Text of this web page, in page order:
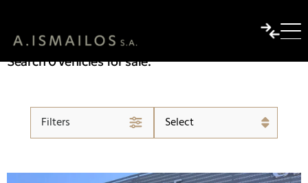
USED
Search 0 vehicles for sale.
Filters